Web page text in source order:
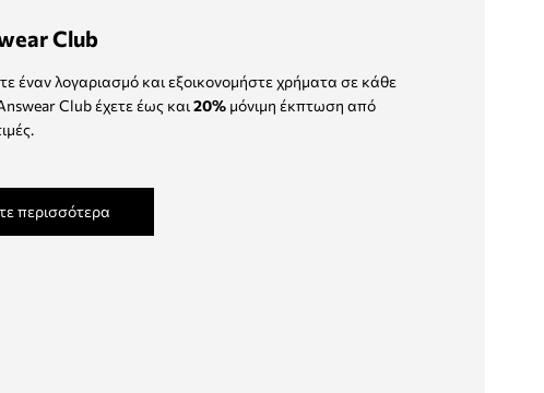
Club
έναν λογαριασμό και εξοικονομήστε χρήματα σε κάθε
Club έχετε έως και 20%μόνιμη έκπτωση από
περισσότερα